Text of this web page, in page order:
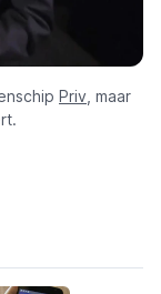
Priv , maar